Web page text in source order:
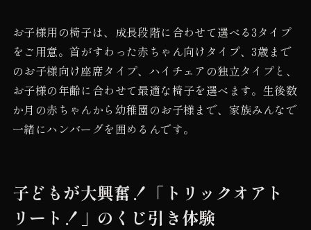
お子様用の椅子は、成長段階に合わせて選べる3タイプ
をご用意。首がすわった赤ちゃん向けタイプ、3歳まで
のお子様向け座席タイプ、ハイチェアの独立タイプと、
お子様の年齢に合わせて最適な椅子を選べます。生後数
か月の赤ちゃんから幼稚園のお子様まで、家族みんなで
一緒にハンバーグを囲めるんです。
子どもが大興奮！「トリックオアト
リート！」のくじ引き体験